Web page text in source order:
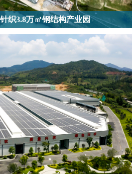
织3.8万㎡钢结构产业园
业园｜东南亚工业厂房优选，钢结构建设全
间适配针织时装产业生产需求，钢结构布局让